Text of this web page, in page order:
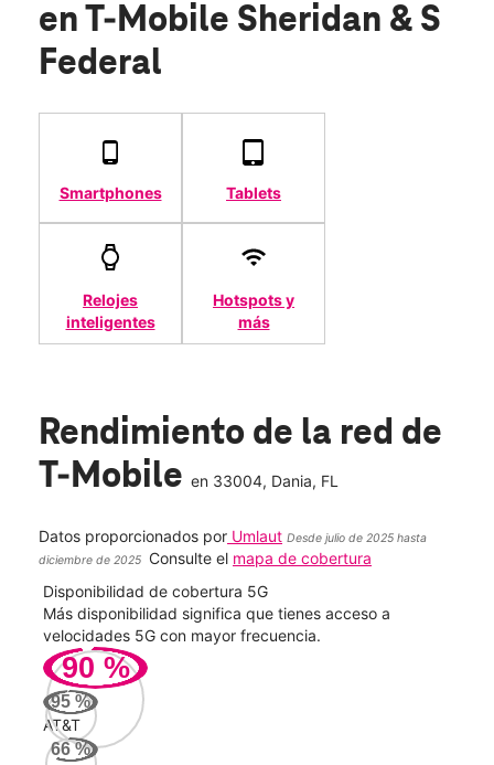
en T-Mobile Sheridan & S
Federal
Smartphones Tablets
Relojes
inteligentes
Hotspots y
más
Rendimiento de la red de
T-Mobile en 33004, Dania, FL
Datos proporcionados por Umlaut Desde julio de 2025 hasta
diciembre de 2025
Consulte el mapa de cobertura
Disponibilidad de cobertura 5G
Más disponibilidad significa que tienes acceso a
velocidades 5G con mayor frecuencia.
90 %
95 %
AT&T
66%